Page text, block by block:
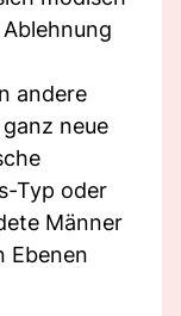
andere
neue
Typ oder
Männer
Ebenen